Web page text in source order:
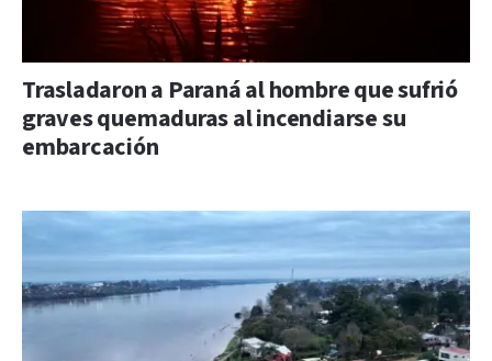
Trasladaron a Paraná al hombre que sufrió
graves quemaduras al incendiarse su
embarcación